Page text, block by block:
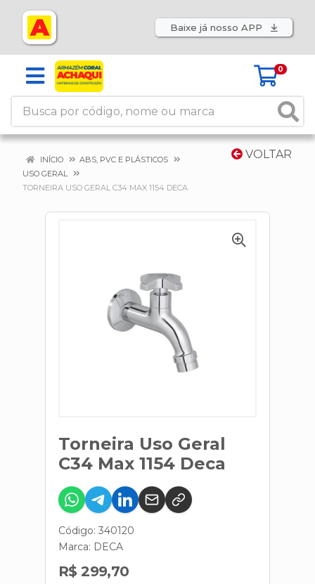
Baixe já nosso APP
0
VOLTAR
INÍCIO
ABS, PVC E PLÁSTICOS
USO GERAL
TORNEIRA USO GERAL C34 MAX 1154 DECA
Torneira Uso Geral
C34 Max 1154 Deca
Código: 340120
Marca: DECA
R$ 299,70